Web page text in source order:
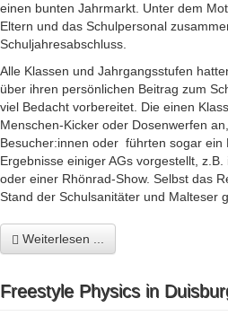
einen bunten Jahrmarkt. Unter dem
Eltern und das Schulpersonal
Schuljahresabschluss.
Alle Klassen und Jahrgangsstufen
über ihren persönlichen Beitrag zum
viel Bedacht vorbereitet. Die einen
Menschen-Kicker oder Dosenwerfen
Besucher:innen oder führten sogar ein
Ergebnisse einiger AGs vorgestellt,
oder einer Rhönrad-Show. Selbst das
Stand der Schulsanitäter und Malteser
Weiterlesen ...
Freestyle Physics in